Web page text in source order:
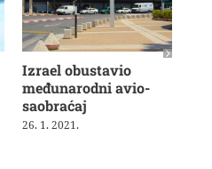
Izrael obustavio
međunarodni avio-
saobraćaj
26. 1. 2021.